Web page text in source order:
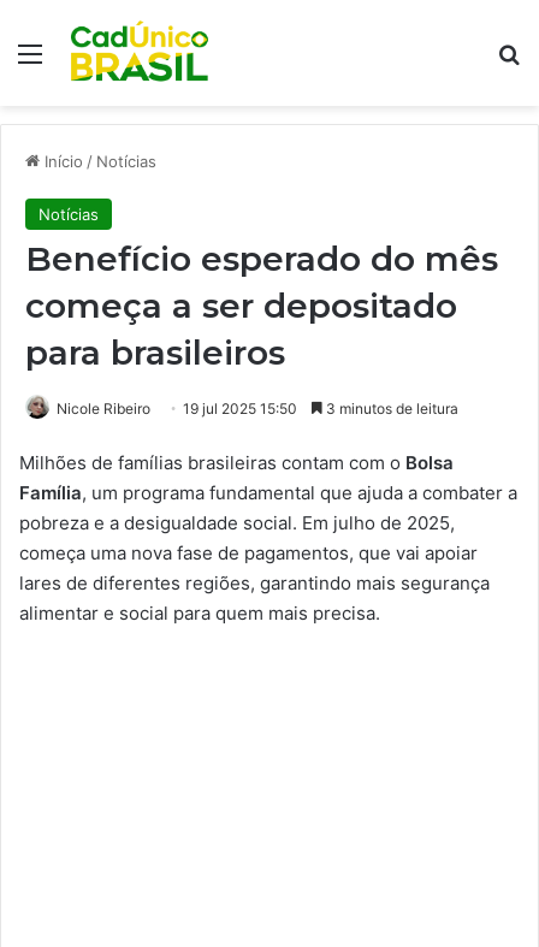
Menu
Início / Notícias
Notícias
Benefício esperado do mês
começa a ser depositado
para brasileiros
Nicole Ribeiro 19 jul 2025 15:50 3 minutos de leitura
Milhões de famílias brasileiras contam com o Bolsa
Família, um programa fundamental que ajuda a combater a
pobreza e a desigualdade social. Em julho de 2025,
começa uma nova fase de pagamentos, que vai apoiar
lares de diferentes regiões, garantindo mais segurança
alimentar e social para quem mais precisa.